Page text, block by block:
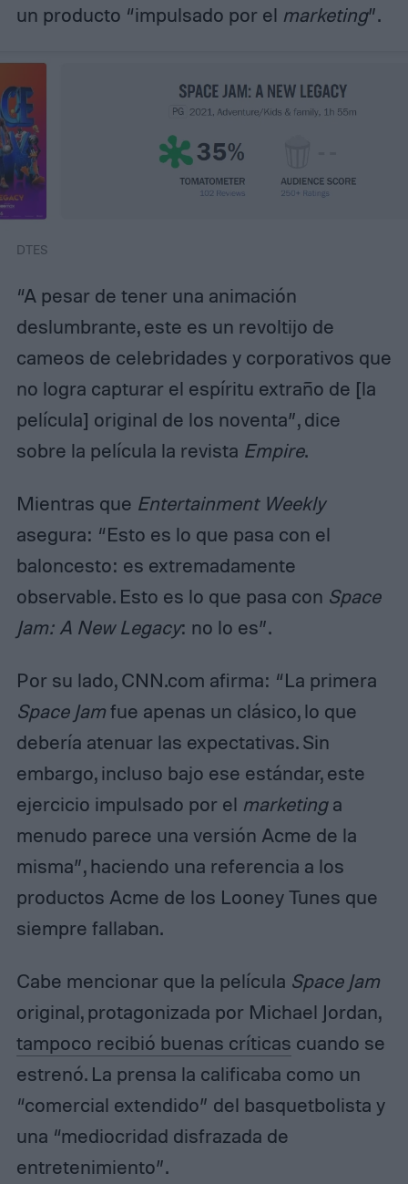
un producto “impulsado por el marketing”.
DTES
“A pesar de tener una animación
deslumbrante, este es un revoltijo de
cameos de celebridades y corporativos que
no logra capturar el espíritu extraño de [la
película] original de los noventa”, dice
sobre la película la revista Empire.
Mientras que Entertainment Weekly
asegura: “Esto es lo que pasa con el
baloncesto: es extremadamente
observable. Esto es lo que pasa con Space
Jam: A New Legacy: no lo es”.
Por su lado, CNN.com afirma: “La primera
Space Jamfue apenas un clásico, lo que
debería atenuar las expectativas. Sin
embargo, incluso bajo ese estándar, este
ejercicio impulsado por el marketinga
menudo parece una versión Acme de la
misma”, haciendo una referencia a los
productos Acme de los Looney Tunes que
siempre fallaban.
Cabe mencionar que la película Space Jam
original, protagonizada por Michael Jordan,
tampoco recibió buenas críticas cuando se
estrenó. La prensa la calificaba como un
“comercial extendido” del basquetbolista y
una “mediocridad disfrazada de
entretenimiento”.